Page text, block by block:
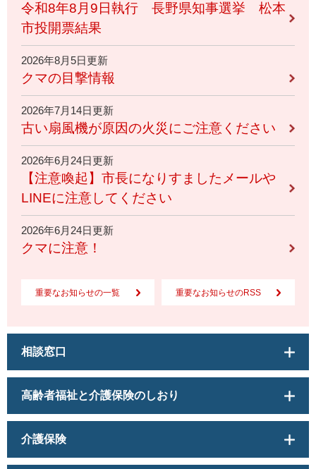
令和8年8月9日執行 長野県知事選挙 松本
市投開票結果
2026年8月5日更新
クマの目撃情報
2026年7月14日更新
古い扇風機が原因の火災にご注意ください
2026年6月24日更新
【注意喚起】市長になりすましたメールや
LINEに注意してください
2026年6月24日更新
クマに注意！
重要なお知らせの一覧 重要なお知らせのRSS
相談窓口
高齢者福祉と介護保険のしおり
介護保険